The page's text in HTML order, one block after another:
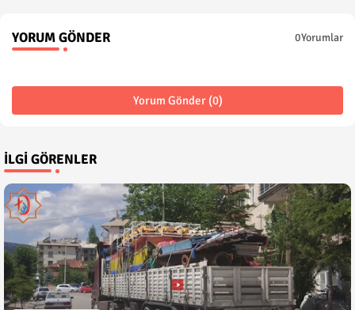
YORUM GÖNDER 0Yorumlar
Yorum Gönder (0)
İLGI GÖRENLER